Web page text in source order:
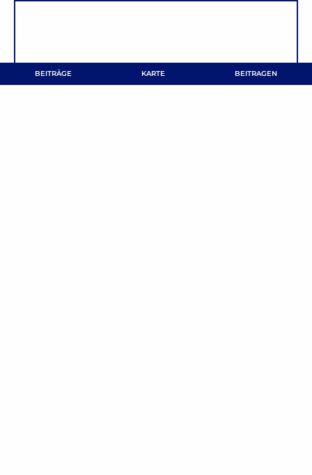
BEITRÄGE KARTE BEITRAGEN